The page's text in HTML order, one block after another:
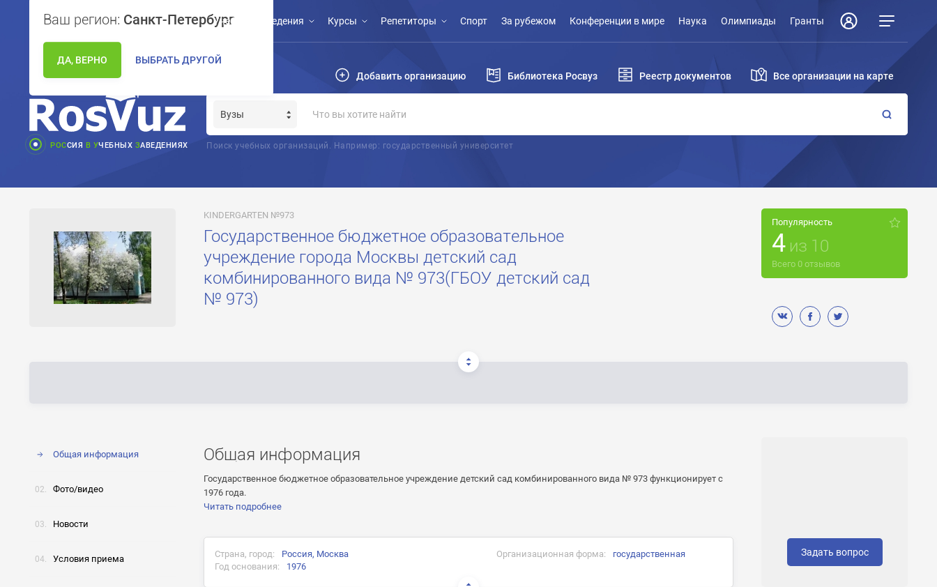
Ваш регион: Санкт-Петербург
ДА, ВЕРНО ВЫБРАТЬ ДРУГОЙ
Учебные заведения Курсы Репетиторы Спорт За рубежом Конференции в мире Наука Олимпиады Гранты
Добавить организацию Библиотека Росвуз Реестр документов Все организации на карте
РОССИЯ В УЧЕБНЫХ ЗАВЕДЕНИЯХ Поиск учебных организаций. Например: государственный университет
KINDERGARTEN №973
Государственное бюджетное образовательное
учреждение города Москвы детский сад
комбинированного вида № 973(ГБОУ детский сад
№ 973)
Популярность
4 из 10
Всего 0 отзывов
Общая информация
Фото/видео
Новости
Условия приема
Общая информация
Государственное бюджетное образовательное учреждение детский сад комбинированного вида № 973 функционирует с
1976 года.
Читать подробнее
Страна, город: Россия, Москва Организационная форма:
государственная
Год основания:
1976
Задать вопрос